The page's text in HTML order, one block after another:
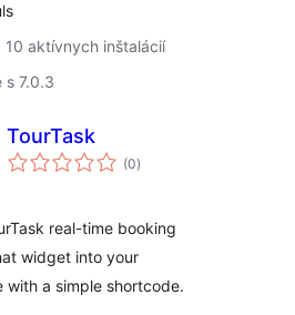
10 aktívnych inštalácií
s 7.0.3
TourTask
(0celkové
hodnotenie
)
real-time booking
widget into your
with a simple shortcode.